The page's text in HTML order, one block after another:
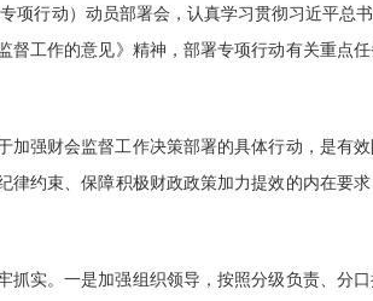
项行动）动员部署会，认真学习贯彻习近平总
工作的意见》精神，部署专项行动有关重点
强财会监督工作决策部署的具体行动，是有
约束、保障积极财政政策加力提效的内在要
实。一是加强组织领导，按照分级负责、分